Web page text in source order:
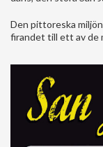
Den pittoreska
firandet till ett av de